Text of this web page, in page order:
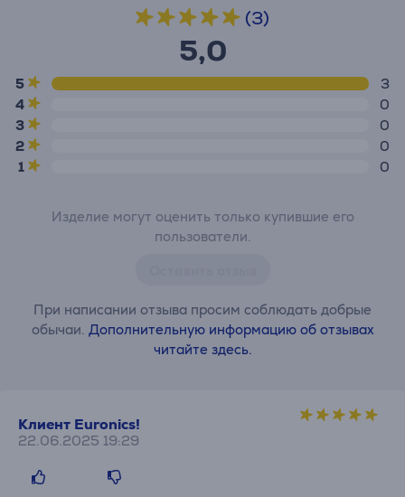
(3)
5,0
5
3
4
0
3
0
2
0
1
0
Изделие могут оценить только купившие его
пользователи.
При написании отзыва просим соблюдать добрые
обычаи. Дополнительную информацию об отзывах
читайте здесь.
Клиент Euronics!
22.06.2025 19:29